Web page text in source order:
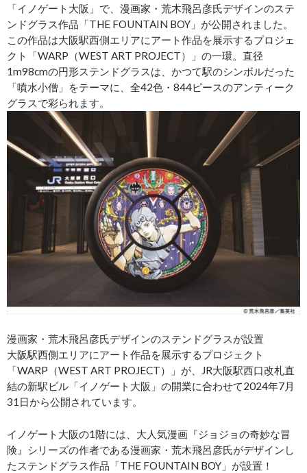
「イノゲート大阪」で、漫画家・荒木飛呂彦氏デザインのステ
ンドグラス作品「THE FOUNTAIN BOY」が公開されました。
この作品は大阪駅西側エリアにアート作品を展示するプロジェ
クト「WARP（WEST ART PROJECT）」の一環。直径
1m98cmの円形ステンドグラスは、かつて駅のシンボルだった
「噴水小僧」をテーマに、全42色・844ピースのアンティーク
グラスで彩られます。
漫画家・荒木飛呂彦氏デザインのステンドグラスが設置
大阪駅西側エリアにアート作品を展示するプロジェクト
「WARP（WEST ART PROJECT）」が、JR大阪駅西口改札直
結の新駅ビル「イノゲート大阪」の開業に合わせて2024年7月
31日から公開されています。
イノゲート大阪の1階には、大人気漫画『ジョジョの奇妙な冒
険』シリーズの作者である漫画家・荒木飛呂彦氏がデザインし
たステンドグラス作品「THE FOUNTAIN BOY」が設置！